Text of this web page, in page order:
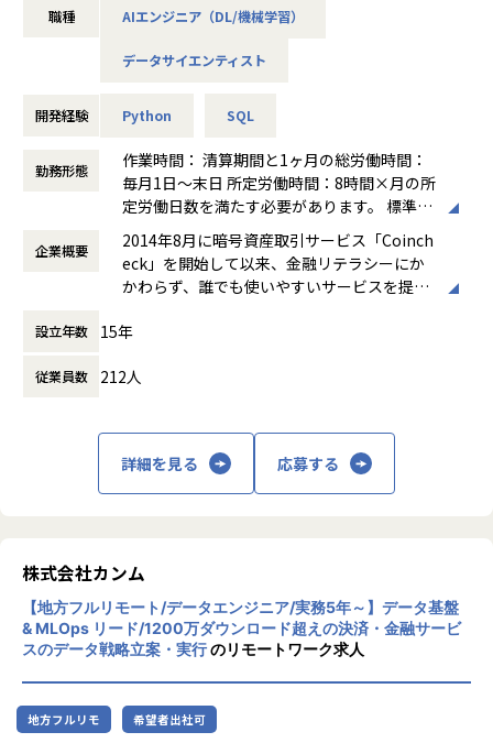
・メンター役が伴走するオンボード支援
【業務の変更の範囲】
値へと変え、プロダクトを主体的にリードしていただけるエ
協力会社含め、50名規模の組織です。複数チームに分かれて
おり、1チームあたりプロパー社員5～6名前後+協力会社で構
成されております。
◎コミュニケーション
チームごとに毎日定例MTGを実施しています。
その日のタスク共有とあわせて、意図的に雑談をすることを
目的にチェックイントークというものを取り入れています。
自分の好きなことや近況報告、情報提供などテーマは自由な
形でお話してもらい、
化を図っています。
こちらがメインになりますが、
途Slackも使用しています。
■ポジションの魅力
◎上流から下流まで一貫して携わることができる環境
どの上流工程から下流工程まで一気通貫で携わるポジション
境です。
◎ユーザーの困りごとを解決し、実用性の高い機能を追求す
る
社内のテクニカルサポートと密に連携し、エスカレーション
を通じて顧客のリアルな声を直接拾い上げることができま
-市場データを活用した収益機会の探索・分析
-Python / BigQuery / GCP を用いた分析基盤上でのモデル開
■この仕事の魅力
-暗号資産という成長市場で、カバー取引・資金管理・デリバ
ティブなど多領域の定量分析に横断的に関われる
-フロント機能に特化した新組織（クオンツG）の立ち上げフ
ェーズに参画できる
-分析から戦略策定まで一気通貫で携われる裁量の大きさ
-AIツールを活用した分析・開発ワークフローの構築スキル
-暗号資産特有の市場構造（24/365、高ボラティリティ）に
対する定量分析スキル
■配属部門について
暗号資産交換業事業（現物・デリバティブ）の運営を担うト
レジャリー部では暗号資産のポジション管理の他、カバー先
カストディシステム（Fireblocks）の運用まで広く担当して
おります。
職種 AIエンジニア（DL/機械学習）
データサイエンティスト
開発経験 Python SQL
勤務形態
作業時間： 清算期間と1ヶ月の総労働時間：
毎月1日～末日 所定労働時間：8時間×月の所
定労働日数を満たす必要があります。 標準労
働時間：1日8時間（部署により基本勤務時間
は異なる） コアタイム：12時～15時 フレキ
シブルタイム：7時～22時
働き方：フレックス制（コアタイムあり）
時間外労働の有無： 有（月平均10時間）
休憩時間： 60分
企業概要
2014年8月に暗号資産取引サービス「Coinch
eck」を開始して以来、金融リテラシーにか
かわらず、誰でも使いやすいサービスを提供
に感じられる機会をお客さまに届けてきまし
換」を実現しつつありますが、あたらしい技
術がもたらす恩恵はまだほんの一部の人にし
か行き届いておらず、情報リテラシーによる
コインチェックは、暗号資産やブロックチェ
ーンにより生まれる「新しい価値交換」、ま
たその次に現れる新しいテクノロジーにより
実現される変革を誰もが身近に感じられるよ
うに、より良いサービスを創出し続けます。
設立年数 15年
従業員数 212人
詳細を見る 応募する
株式会社カンム
【地方フルリモート/データエンジニア/実務5年～】データ基盤
& MLOps リード/1200万ダウンロード超えの決済・金融サービ
スのデータ戦略立案・実行のリモートワーク求人
地方フルリモ 希望者出社可